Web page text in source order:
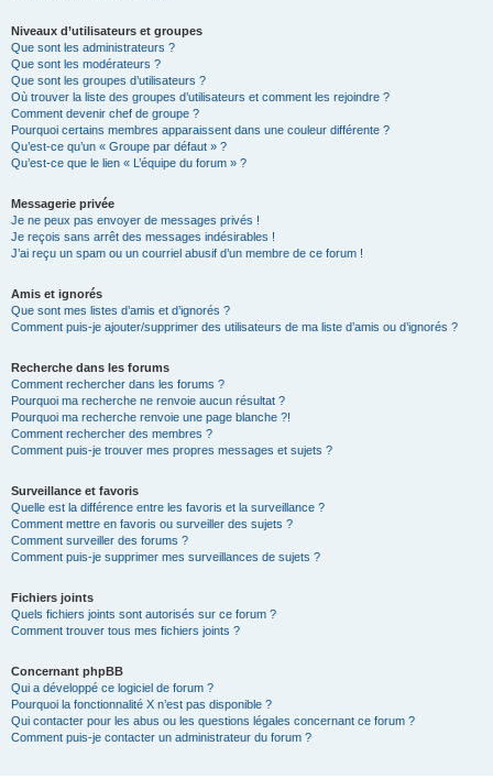
Niveaux d’utilisateurs et groupes
Que sont les administrateurs ?
Que sont les modérateurs ?
Que sont les groupes d’utilisateurs ?
Où trouver la liste des groupes d’utilisateurs et comment les rejoindre ?
Comment devenir chef de groupe ?
Pourquoi certains membres apparaissent dans une couleur différente ?
Qu’est-ce qu’un « Groupe par défaut » ?
Qu’est-ce que le lien « L’équipe du forum » ?
Messagerie privée
Je ne peux pas envoyer de messages privés !
Je reçois sans arrêt des messages indésirables !
J’ai reçu un spam ou un courriel abusif d’un membre de ce forum !
Amis et ignorés
Que sont mes listes d’amis et d’ignorés ?
Comment puis-je ajouter/supprimer des utilisateurs de ma liste d’amis ou d’ignorés ?
Recherche dans les forums
Comment rechercher dans les forums ?
Pourquoi ma recherche ne renvoie aucun résultat ?
Pourquoi ma recherche renvoie une page blanche ?!
Comment rechercher des membres ?
Comment puis-je trouver mes propres messages et sujets ?
Surveillance et favoris
Quelle est la différence entre les favoris et la surveillance ?
Comment mettre en favoris ou surveiller des sujets ?
Comment surveiller des forums ?
Comment puis-je supprimer mes surveillances de sujets ?
Fichiers joints
Quels fichiers joints sont autorisés sur ce forum ?
Comment trouver tous mes fichiers joints ?
Concernant phpBB
Qui a développé ce logiciel de forum ?
Pourquoi la fonctionnalité X n’est pas disponible ?
Qui contacter pour les abus ou les questions légales concernant ce forum ?
Comment puis-je contacter un administrateur du forum ?